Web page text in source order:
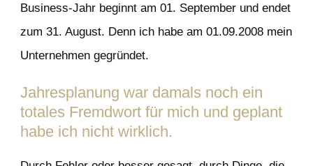
Business-Jahr beginnt am 01. September und endet
zum 31. August. Denn ich habe am 01.09.2008 mein
Unternehmen gegründet.
Jahresplanung war damals noch ein
totales Fremdwort für mich und geplant
habe ich nicht wirklich.